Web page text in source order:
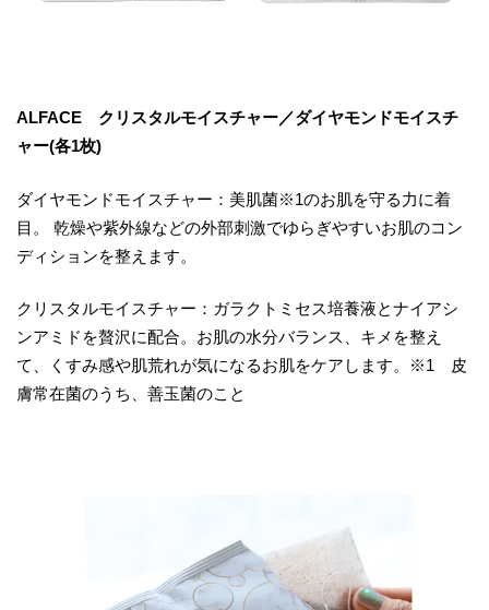
ALFACE クリスタルモイスチャー／ダイヤモンドモイスチ
ャー(各1枚)
ダイヤモンドモイスチャー：美肌菌※1のお肌を守る力に着
目。 乾燥や紫外線などの外部刺激でゆらぎやすいお肌のコン
ディションを整えます。
クリスタルモイスチャー：ガラクトミセス培養液とナイアシ
ンアミドを贅沢に配合。お肌の水分バランス、キメを整え
て、くすみ感や肌荒れが気になるお肌をケアします。※1 皮
膚常在菌のうち、善玉菌のこと